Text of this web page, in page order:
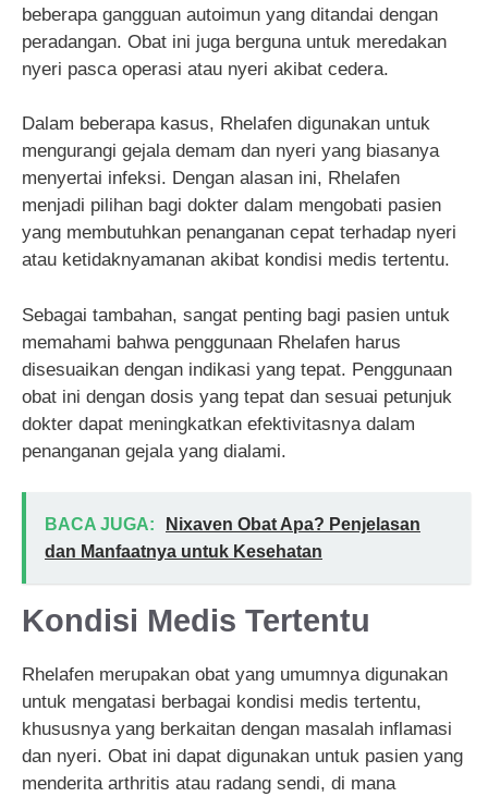
beberapa gangguan autoimun yang ditandai dengan
peradangan. Obat ini juga berguna untuk meredakan
nyeri pasca operasi atau nyeri akibat cedera.
Dalam beberapa kasus, Rhelafen digunakan untuk
mengurangi gejala demam dan nyeri yang biasanya
menyertai infeksi. Dengan alasan ini, Rhelafen
menjadi pilihan bagi dokter dalam mengobati pasien
yang membutuhkan penanganan cepat terhadap nyeri
atau ketidaknyamanan akibat kondisi medis tertentu.
Sebagai tambahan, sangat penting bagi pasien untuk
memahami bahwa penggunaan Rhelafen harus
disesuaikan dengan indikasi yang tepat. Penggunaan
obat ini dengan dosis yang tepat dan sesuai petunjuk
dokter dapat meningkatkan efektivitasnya dalam
penanganan gejala yang dialami.
BACA JUGA:
Nixaven Obat Apa? Penjelasan
dan Manfaatnya untuk Kesehatan
Kondisi Medis Tertentu
Rhelafen merupakan obat yang umumnya digunakan
untuk mengatasi berbagai kondisi medis tertentu,
khususnya yang berkaitan dengan masalah inflamasi
dan nyeri. Obat ini dapat digunakan untuk pasien yang
menderita arthritis atau radang sendi, di mana